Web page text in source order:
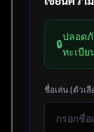
🔒
ปลอด
ทะเบี
ชื่อเล่น (ตัวเ